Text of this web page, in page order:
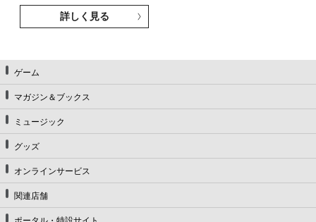
詳しく見る
ゲーム
マガジン＆ブックス
ミュージック
グッズ
オンラインサービス
関連店舗